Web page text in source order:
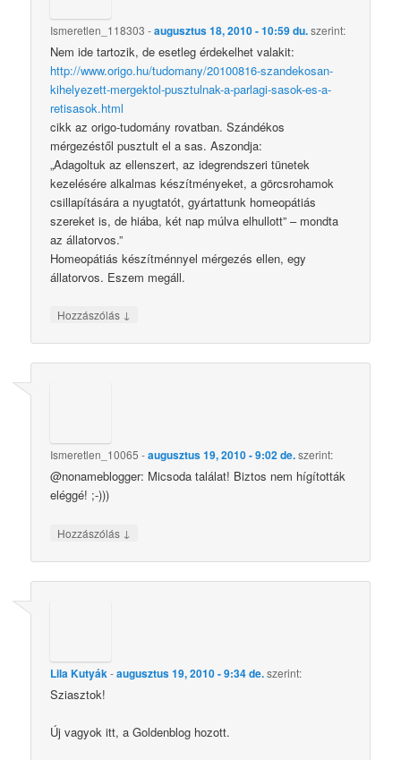
Ismeretlen_118303 -augusztus 18, 2010 - 10:59 du.szerint:
Nem ide tartozik, de esetleg érdekelhet valakit:
http://www.origo.hu/tudomany/20100816-szandekosan-
kihelyezett-mergektol-pusztulnak-a-parlagi-sasok-es-a-
retisasok.html
cikk az origo-tudomány rovatban. Szándékos
mérgezéstől pusztult el a sas. Aszondja:
„Adagoltuk az ellenszert, az idegrendszeri tünetek
kezelésére alkalmas készítményeket, a görcsrohamok
csillapítására a nyugtatót, gyártattunk homeopátiás
szereket is, de hiába, két nap múlva elhullott” – mondta
az állatorvos.”
Homeopátiás készítménnyel mérgezés ellen, egy
állatorvos. Eszem megáll.
Hozzászólás ↓
Ismeretlen_10065 -augusztus 19, 2010 - 9:02 de.szerint:
@nonameblogger: Micsoda találat! Biztos nem hígították
eléggé! ;-)))
Hozzászólás ↓
Lila Kutyák-augusztus 19, 2010 - 9:34 de.szerint:
Sziasztok!
Új vagyok itt, a Goldenblog hozott.